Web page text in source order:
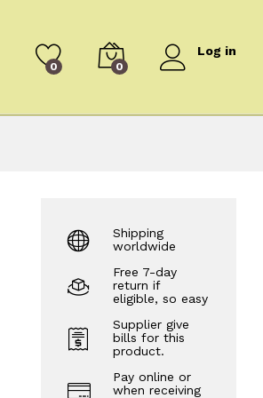
0 0
Log in
Shipping
worldwide
Free 7-day
return if
eligible, so easy
Supplier give
bills for this
product.
Pay online or
when receiving